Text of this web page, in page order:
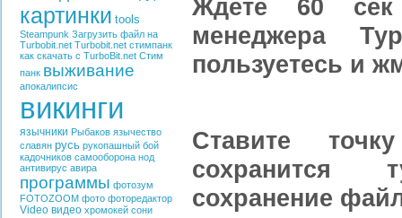
картинки tools
Steampunk Загрузить файл на
Turbobit.net Turbobit.net стимпанк
как скачать с TurboBit.net Стим
панк выживание
апокалипсис
викинги
язычники Рыбаков язычество
славян русь рукопашный бой
кадочников самооборона нод
антивирус авира
программы фотозум
FOTOZOOM фото фоторедактор
Video видео хромокей сони
Ждёте 60
менеджера
пользуетесь и
Ставите
сохранится
сохранение